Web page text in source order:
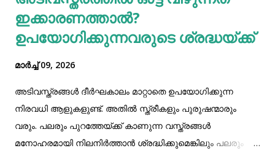
ഇക്കാരണത്താല്‍?
ഉപയോഗിക്കുന്നവരുടെ ശ്രദ്ധയ്ക്ക്
മാർച്ച് 09, 2026
അടിവസ്ത്രങ്ങള്‍ ദീര്‍ഘകാലം മാറ്റാതെ ഉപയോഗിക്കുന്ന
നിരവധി ആളുകളുണ്ട്. അതില്‍ സ്ത്രീകളും പുരുഷന്മാരും
വരും. പലരും പുറത്തേയ്ക്ക് കാണുന്ന വസ്ത്രങ്ങള്‍
മനോഹരമായി നിലനിര്‍ത്താന്‍ ശ്രദ്ധിക്കുമെങ്കിലും പലരും